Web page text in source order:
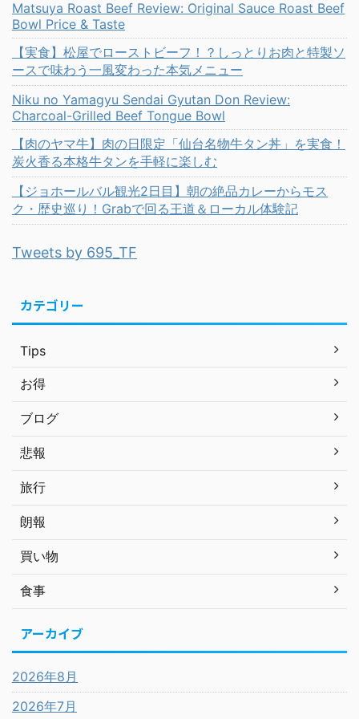
Matsuya Roast Beef Review: Original Sauce Roast Beef
Bowl Price & Taste
【実食】松屋でローストビーフ！？しっとりお肉と特製ソ
ースで味わう一風変わった本気メニュー
Niku no Yamagyu Sendai Gyutan Don Review:
Charcoal-Grilled Beef Tongue Bowl
【肉のヤマ牛】肉の日限定「仙台名物牛タン丼」を実食！
炭火香る本格牛タンを手軽に楽しむ
【ジョホールバル観光2日目】朝の絶品カレーからモス
ク・歴史巡り！Grabで回る王道＆ローカル体験記
Tweets by 695_TF
カテゴリー
Tips
お得
ブログ
悲報
旅行
朗報
買い物
食事
アーカイブ
2026年8月
2026年7月